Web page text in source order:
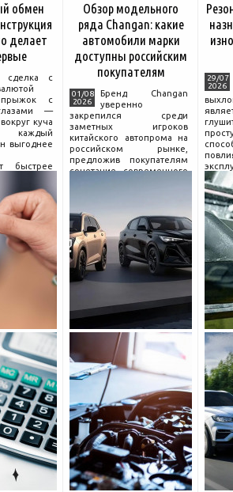
обмен
делает
сделка с
с
—
куча
каждый
выгоднее
быстрее
на нём.
Обзор модельного
ряда Changan: какие
автомобили марки
доступны российским
покупателям
01/08
2026
Бренд Changan
уверенно
закрепился среди
заметных игроков
китайского автопрома на
российском рынке,
предложив покупателям
сочетание современного
насчитывает несколько
десятилетий
29/07
2026
и